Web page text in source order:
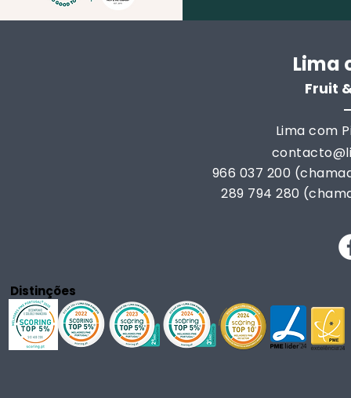
Lima
Fruit
Lima com
966 037 200
289 794 280
Distinções